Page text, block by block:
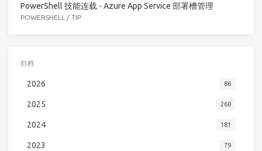
PowerShell 技能连载 - Azure App Service 部署槽管理
POWERSHELL / TIP
归档
2026 86
2025 260
2024 181
2023 79